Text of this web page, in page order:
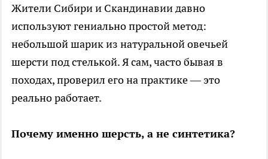
Жители Сибири и Скандинавии давно
используют гениально простой метод:
небольшой шарик из натуральной овечьей
шерсти под стелькой. Я сам, часто бывая в
походах, проверил его на практике — это
реально работает.
Почему именно шерсть, а не синтетика?